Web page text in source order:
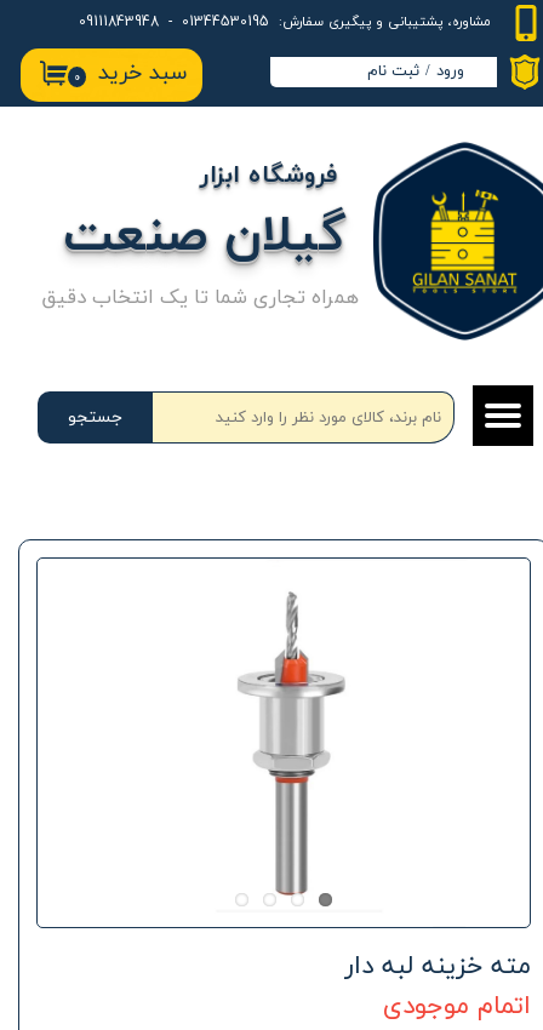
مشاوره، پشتیبانی و پیگیری سفارش:
۰ سبد خرید ورود / ثبت نام
حساب کاربری من
تغییر گذر واژه
سفارشات
خروج از حساب کاربری
جستجو
گیلان صنعت
فروشگاه ابزار
همراه تجاری شما تا یک انتخاب دقیق
مته خزینه لبه دار
اتمام موجودی